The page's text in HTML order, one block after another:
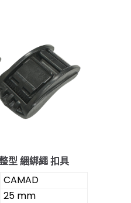
型 綑綁繩 扣具
CAMAD
25 mm